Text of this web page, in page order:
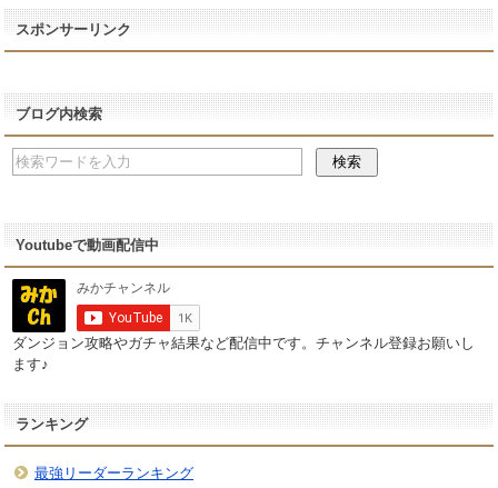
スポンサーリンク
ブログ内検索
Youtubeで動画配信中
ダンジョン攻略やガチャ結果など配信中です。チャンネル登録お願いし
ます♪
ランキング
最強リーダーランキング